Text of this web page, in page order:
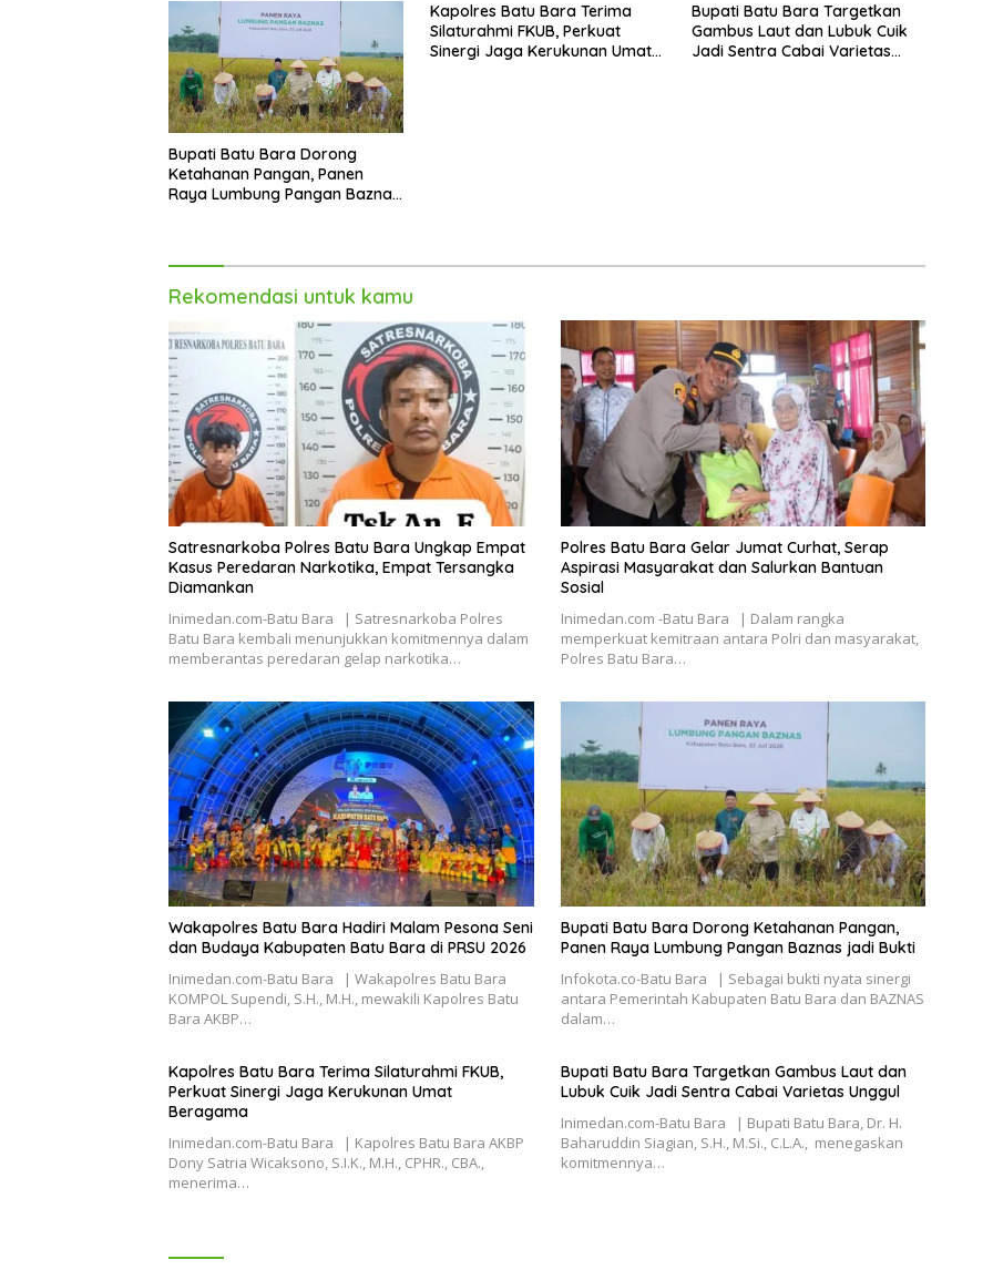
Bupati Batu Bara Dorong
Ketahanan Pangan, Panen
Raya Lumbung Pangan Baznas
Kapolres Batu Bara Terima
Silaturahmi FKUB, Perkuat
Sinergi Jaga Kerukunan Umat
Bupati Batu Bara Targetkan
Gambus Laut dan Lubuk Cuik
Jadi Sentra Cabai Varietas
Rekomendasi untuk kamu
Satresnarkoba Polres Batu Bara Ungkap Empat
Kasus Peredaran Narkotika, Empat Tersangka
Diamankan
Inimedan.com-Batu Bara | Satresnarkoba Polres
Batu Bara kembali menunjukkan komitmennya dalam
memberantas peredaran gelap narkotika…
Polres Batu Bara Gelar Jumat Curhat, Serap
Aspirasi Masyarakat dan Salurkan Bantuan
Sosial
Inimedan.com -Batu Bara | Dalam rangka
memperkuat kemitraan antara Polri dan masyarakat,
Polres Batu Bara…
Wakapolres Batu Bara Hadiri Malam Pesona Seni
dan Budaya Kabupaten Batu Bara di PRSU 2026
Inimedan.com-Batu Bara | Wakapolres Batu Bara
KOMPOL Supendi, S.H., M.H., mewakili Kapolres Batu
Bara AKBP…
Bupati Batu Bara Dorong Ketahanan Pangan,
Panen Raya Lumbung Pangan Baznas jadi Bukti
Infokota.co-Batu Bara | Sebagai bukti nyata sinergi
antara Pemerintah Kabupaten Batu Bara dan BAZNAS
dalam…
Kapolres Batu Bara Terima Silaturahmi FKUB,
Perkuat Sinergi Jaga Kerukunan Umat
Beragama
Inimedan.com-Batu Bara | Kapolres Batu Bara AKBP
Dony Satria Wicaksono, S.I.K., M.H., CPHR., CBA.,
menerima…
Bupati Batu Bara Targetkan Gambus Laut dan
Lubuk Cuik Jadi Sentra Cabai Varietas Unggul
Inimedan.com-Batu Bara | Bupati Batu Bara, Dr. H.
Baharuddin Siagian, S.H., M.Si., C.L.A., menegaskan
komitmennya…